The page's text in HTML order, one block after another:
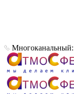
Многоканальный: